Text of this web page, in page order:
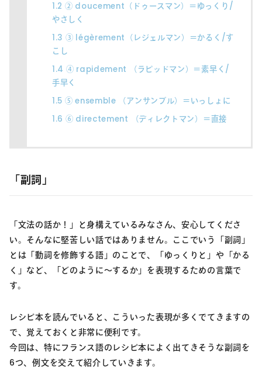
1.2 ② doucement（ドゥースマン）＝ゆっくり/
やさしく
1.3 ③ légèrement（レジェルマン）＝かるく/す
こし
1.4 ④ rapidement （ラピッドマン）＝素早く/
手早く
1.5 ⑤ ensemble （アンサンブル）＝いっしょに
1.6 ⑥ directement （ディレクトマン）＝直接
「副詞」
「文法の話か！」と身構えているみなさん、安心してくださ
い。そんなに堅苦しい話ではありません。ここでいう「副詞」
とは「動詞を修飾する語」のことで、「ゆっくりと」や「かる
く」など、「どのように～するか」を表現するための言葉で
す。
レシピ本を読んでいると、こういった表現が多くでてきますの
で、覚えておくと非常に便利です。
今回は、特にフランス語のレシピ本によく出てきそうな副詞を
6つ、例文を交えて紹介していきます。